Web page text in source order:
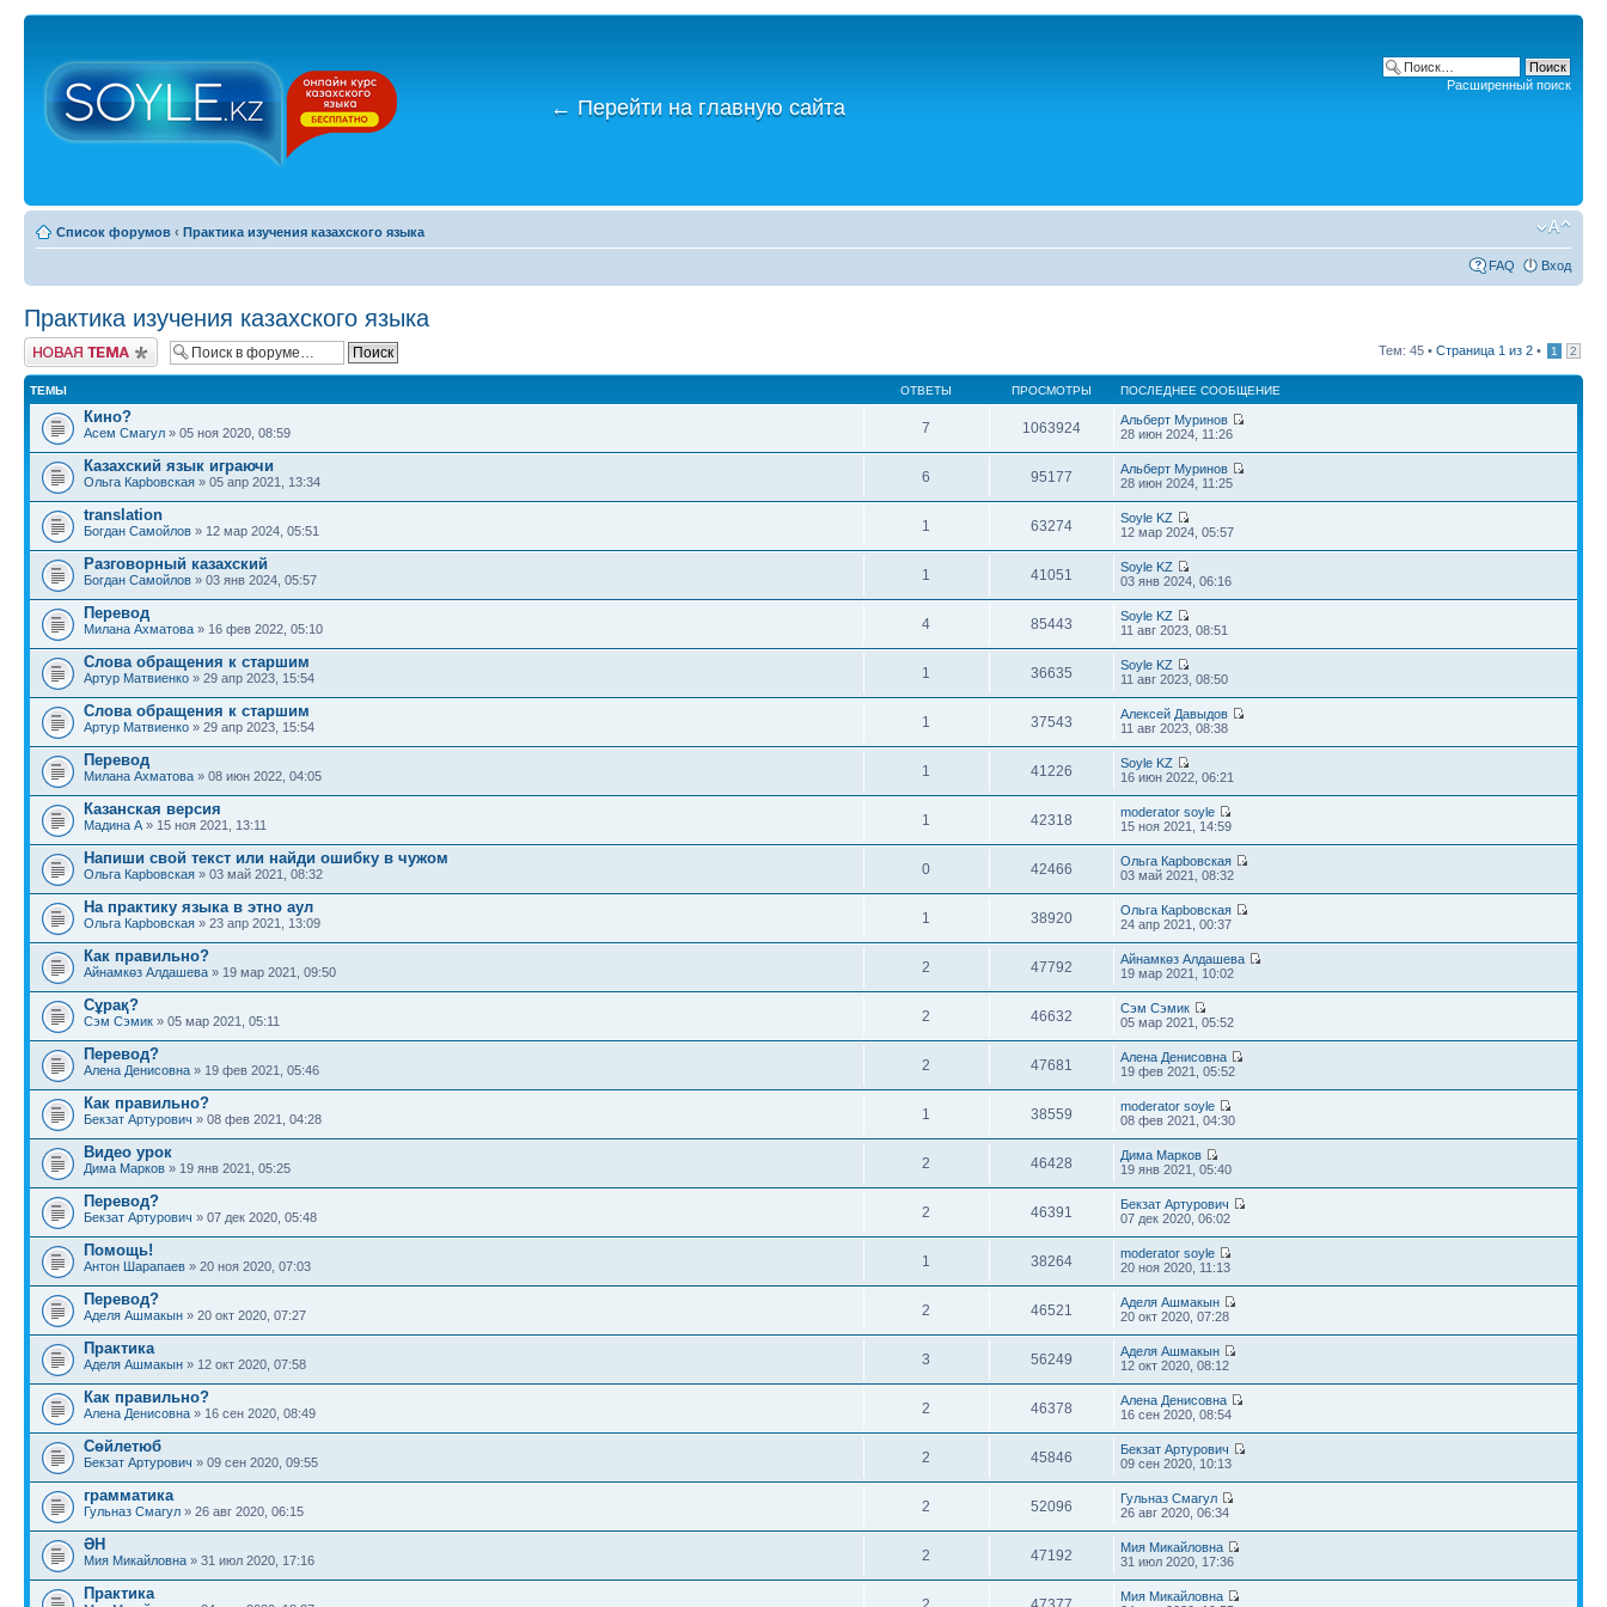
← Перейти на главную сайта
Расширенный поиск
Список форумов ‹ Практика изучения казахского языка
FAQ Вход
Практика изучения казахского языка
Новая тема Тем: 45 • Страница 1 из 2 • 1 2
ТЕМЫ ОТВЕТЫ ПРОСМОТРЫ ПОСЛЕДНЕЕ СООБЩЕНИЕ
Кино?
Асем Смагул » 05 ноя 2020, 08:59 7 1063924
Альберт Муринов
28 июн 2024, 11:26
Казахский язык играючи
Ольга Карbовская » 05 апр 2021, 13:34 6 95177
Альберт Муринов
28 июн 2024, 11:25
translation
Богдан Самойлов » 12 мар 2024, 05:51 1 63274
Soyle KZ
12 мар 2024, 05:57
Разговорный казахский
Богдан Самойлов » 03 янв 2024, 05:57 1 41051
Soyle KZ
03 янв 2024, 06:16
Перевод
Милана Ахматова » 16 фев 2022, 05:10 4 85443
Soyle KZ
11 авг 2023, 08:51
Слова обращения к старшим
Артур Матвиенко » 29 апр 2023, 15:54 1 36635
Soyle KZ
11 авг 2023, 08:50
Слова обращения к старшим
Артур Матвиенко » 29 апр 2023, 15:54 1 37543
Алексей Давыдов
11 авг 2023, 08:38
Перевод
Милана Ахматова » 08 июн 2022, 04:05 1 41226
Soyle KZ
16 июн 2022, 06:21
Казанская версия
Мадина A » 15 ноя 2021, 13:11 1 42318
moderator soyle
15 ноя 2021, 14:59
Напиши свой текст или найди ошибку в чужом
Ольга Карbовская » 03 май 2021, 08:32 0 42466
Ольга Карbовская
03 май 2021, 08:32
На практику языка в этно аул
Ольга Карbовская » 23 апр 2021, 13:09 1 38920
Ольга Карbовская
24 апр 2021, 00:37
Как правильно?
Айнамкөз Алдашева » 19 мар 2021, 09:50 2 47792
Айнамкөз Алдашева
19 мар 2021, 10:02
Сұрақ?
Сэм Сэмик » 05 мар 2021, 05:11 2 46632
Сэм Сэмик
05 мар 2021, 05:52
Перевод?
Алена Денисовна » 19 фев 2021, 05:46 2 47681
Алена Денисовна
19 фев 2021, 05:52
Как правильно?
Бекзат Артурович » 08 фев 2021, 04:28 1 38559
moderator soyle
08 фев 2021, 04:30
Видео урок
Дима Марков » 19 янв 2021, 05:25 2 46428
Дима Марков
19 янв 2021, 05:40
Перевод?
Бекзат Артурович » 07 дек 2020, 05:48 2 46391
Бекзат Артурович
07 дек 2020, 06:02
Помощь!
Антон Шарапаев » 20 ноя 2020, 07:03 1 38264
moderator soyle
20 ноя 2020, 11:13
Перевод?
Аделя Ашмакын » 20 окт 2020, 07:27 2 46521
Аделя Ашмакын
20 окт 2020, 07:28
Практика
Аделя Ашмакын » 12 окт 2020, 07:58 3 56249
Аделя Ашмакын
12 окт 2020, 08:12
Как правильно?
Алена Денисовна » 16 сен 2020, 08:49 2 46378
Алена Денисовна
16 сен 2020, 08:54
Сөйлетюб
Бекзат Артурович » 09 сен 2020, 09:55 2 45846
Бекзат Артурович
09 сен 2020, 10:13
грамматика
Гульназ Смагул » 26 авг 2020, 06:15 2 52096
Гульназ Смагул
26 авг 2020, 06:34
ӘН
Мия Микайловна » 31 июл 2020, 17:16 2 47192
Мия Микайловна
31 июл 2020, 17:36
Практика
Мия Микайловна